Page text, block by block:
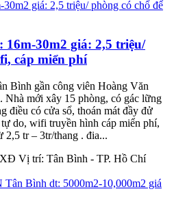
30m2 giá: 2,5 triệu/
cáp miển phí
Bình gần công viên Hoàng Văn
Nhà mới xây 15 phòng, có gác lững
điều có cửa sổ, thoán mát đầy đử
do, wifi truyền hình cáp miển phí,
2,5 tr – 3tr/thang . đia...
Vị trí: Tân Bình - TP. Hồ Chí